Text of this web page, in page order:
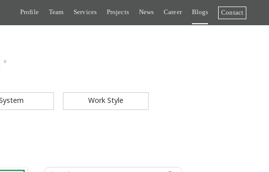
Profile Team Services Projects News Career Blogs Contact
Work Style